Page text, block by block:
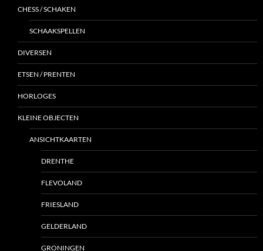
CHESS / SCHAKEN
SCHAAKSPELLEN
DIVERSEN
ETSEN / PRENTEN
HORLOGES
KLEINE OBJECTEN
ANSICHTKAARTEN
DRENTHE
FLEVOLAND
FRIESLAND
GELDERLAND
GRONINGEN